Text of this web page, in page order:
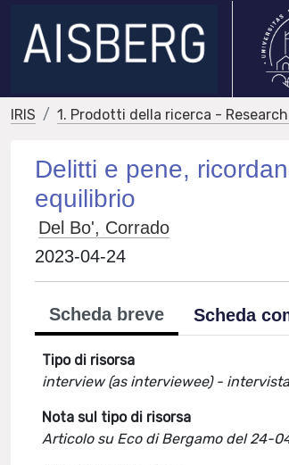
IRIS 1. Prodotti della ricerca -
Delitti e pene,
equilibrio
Del Bo', Corrado
2023-04-24
Scheda breve Scheda
Tipo di risorsa
interview (as interviewee) -
Nota sul tipo di risorsa
Articolo su Eco di Bergamo del 24-